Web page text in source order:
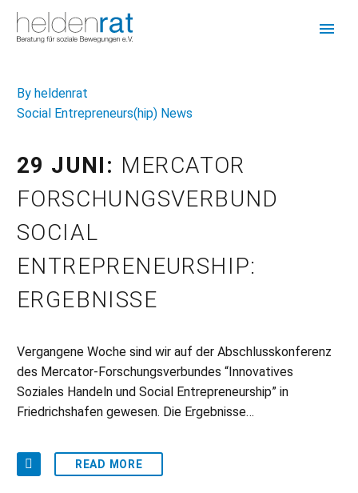
By heldenrat
Social Entrepreneurs(hip) News
29 JUNI: MERCATOR
FORSCHUNGSVERBUND
SOCIAL
ENTREPRENEURSHIP:
ERGEBNISSE
Vergangene Woche sind wir auf der Abschlusskonferenz
des Mercator-Forschungsverbundes “Innovatives
Soziales Handeln und Social Entrepreneurship” in
Friedrichshafen gewesen. Die Ergebnisse…
READ MORE